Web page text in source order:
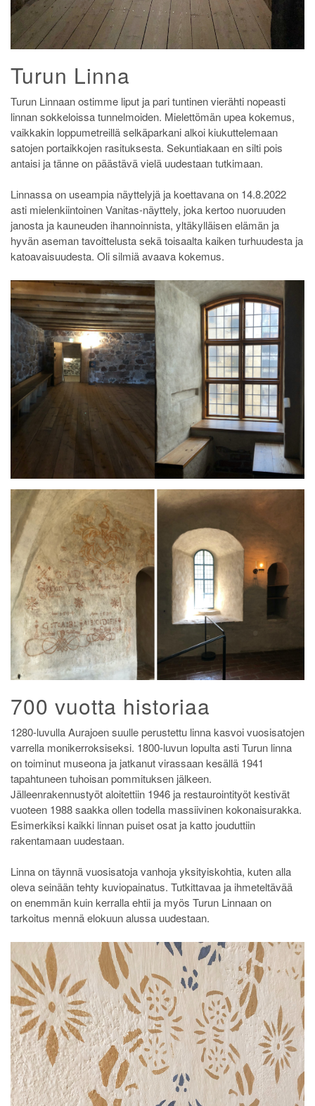
Turun Linna
Turun Linnaan ostimme liput ja pari tuntinen vierähti nopeasti
linnan sokkeloissa tunnelmoiden. Mielettömän upea kokemus,
vaikkakin loppumetreillä selkäparkani alkoi kiukuttelemaan
satojen portaikkojen rasituksesta. Sekuntiakaan en silti pois
antaisi ja tänne on päästävä vielä uudestaan tutkimaan.
Linnassa on useampia näyttelyjä ja koettavana on 14.8.2022
asti mielenkiintoinen Vanitas-näyttely, joka kertoo nuoruuden
janosta ja kauneuden ihannoinnista, yltäkylläisen elämän ja
hyvän aseman tavoittelusta sekä toisaalta kaiken turhuudesta ja
katoavaisuudesta. Oli silmiä avaava kokemus.
700 vuotta historiaa
1280-luvulla Aurajoen suulle perustettu linna kasvoi vuosisatojen
varrella monikerroksiseksi. 1800-luvun lopulta asti Turun linna
on toiminut museona ja jatkanut virassaan kesällä 1941
tapahtuneen tuhoisan pommituksen jälkeen.
Jälleenrakennustyöt aloitettiin 1946 ja restaurointityöt kestivät
vuoteen 1988 saakka ollen todella massiivinen kokonaisurakka.
Esimerkiksi kaikki linnan puiset osat ja katto jouduttiin
rakentamaan uudestaan.
Linna on täynnä vuosisatoja vanhoja yksityiskohtia, kuten alla
oleva seinään tehty kuviopainatus. Tutkittavaa ja ihmeteltävää
on enemmän kuin kerralla ehtii ja myös Turun Linnaan on
tarkoitus mennä elokuun alussa uudestaan.